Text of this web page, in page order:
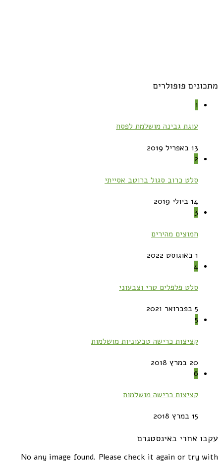
מתכונים פופולרים
1
עוגת גבינה מושלמת לפסח
13 באפריל 2019
2
סלט כרוב סגול ברוטב אסייתי
14 ביולי 2019
3
חמוצים מהירים
1 באוגוסט 2022
4
סלט פלפלים טרי וצבעוני
5 בפברואר 2021
5
קציצות כרישה טבעוניות מושלמות
20 במרץ 2018
6
קציצות כרישה מושלמות
15 במרץ 2018
עקבו אחרי באינסטגרם
No any image found. Please check it again or try with